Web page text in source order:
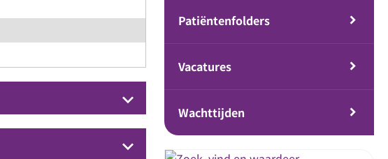
keyboard_arrow_down
keyboard_arrow_down
Patiëntenfolders
Vacatures
Wachttijden